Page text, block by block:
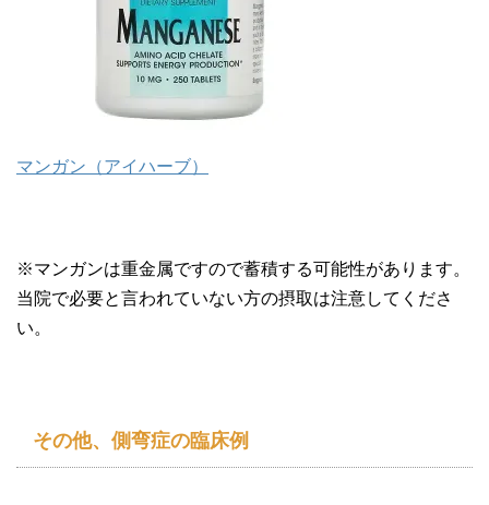
マンガン（アイハーブ）
※マンガンは重金属ですので蓄積する可能性があります。
当院で必要と言われていない方の摂取は注意してくださ
い。
その他、側弯症の臨床例